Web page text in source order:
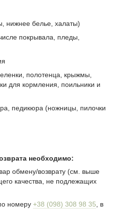
нижнее белье, халаты)
покрывала, пледы,
полотенца, крыжмы,
для кормления, поильники и
педикюра (ножницы, пилочки
необходимо:
обмену/возврату (см. выше
качества, не подлежащих
номеру +38 (098) 308 98 35 , в